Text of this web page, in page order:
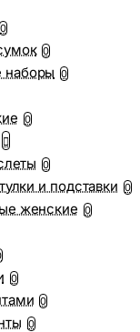
0
0
0
0
0
и подставки 0
женские 0
0
0
0